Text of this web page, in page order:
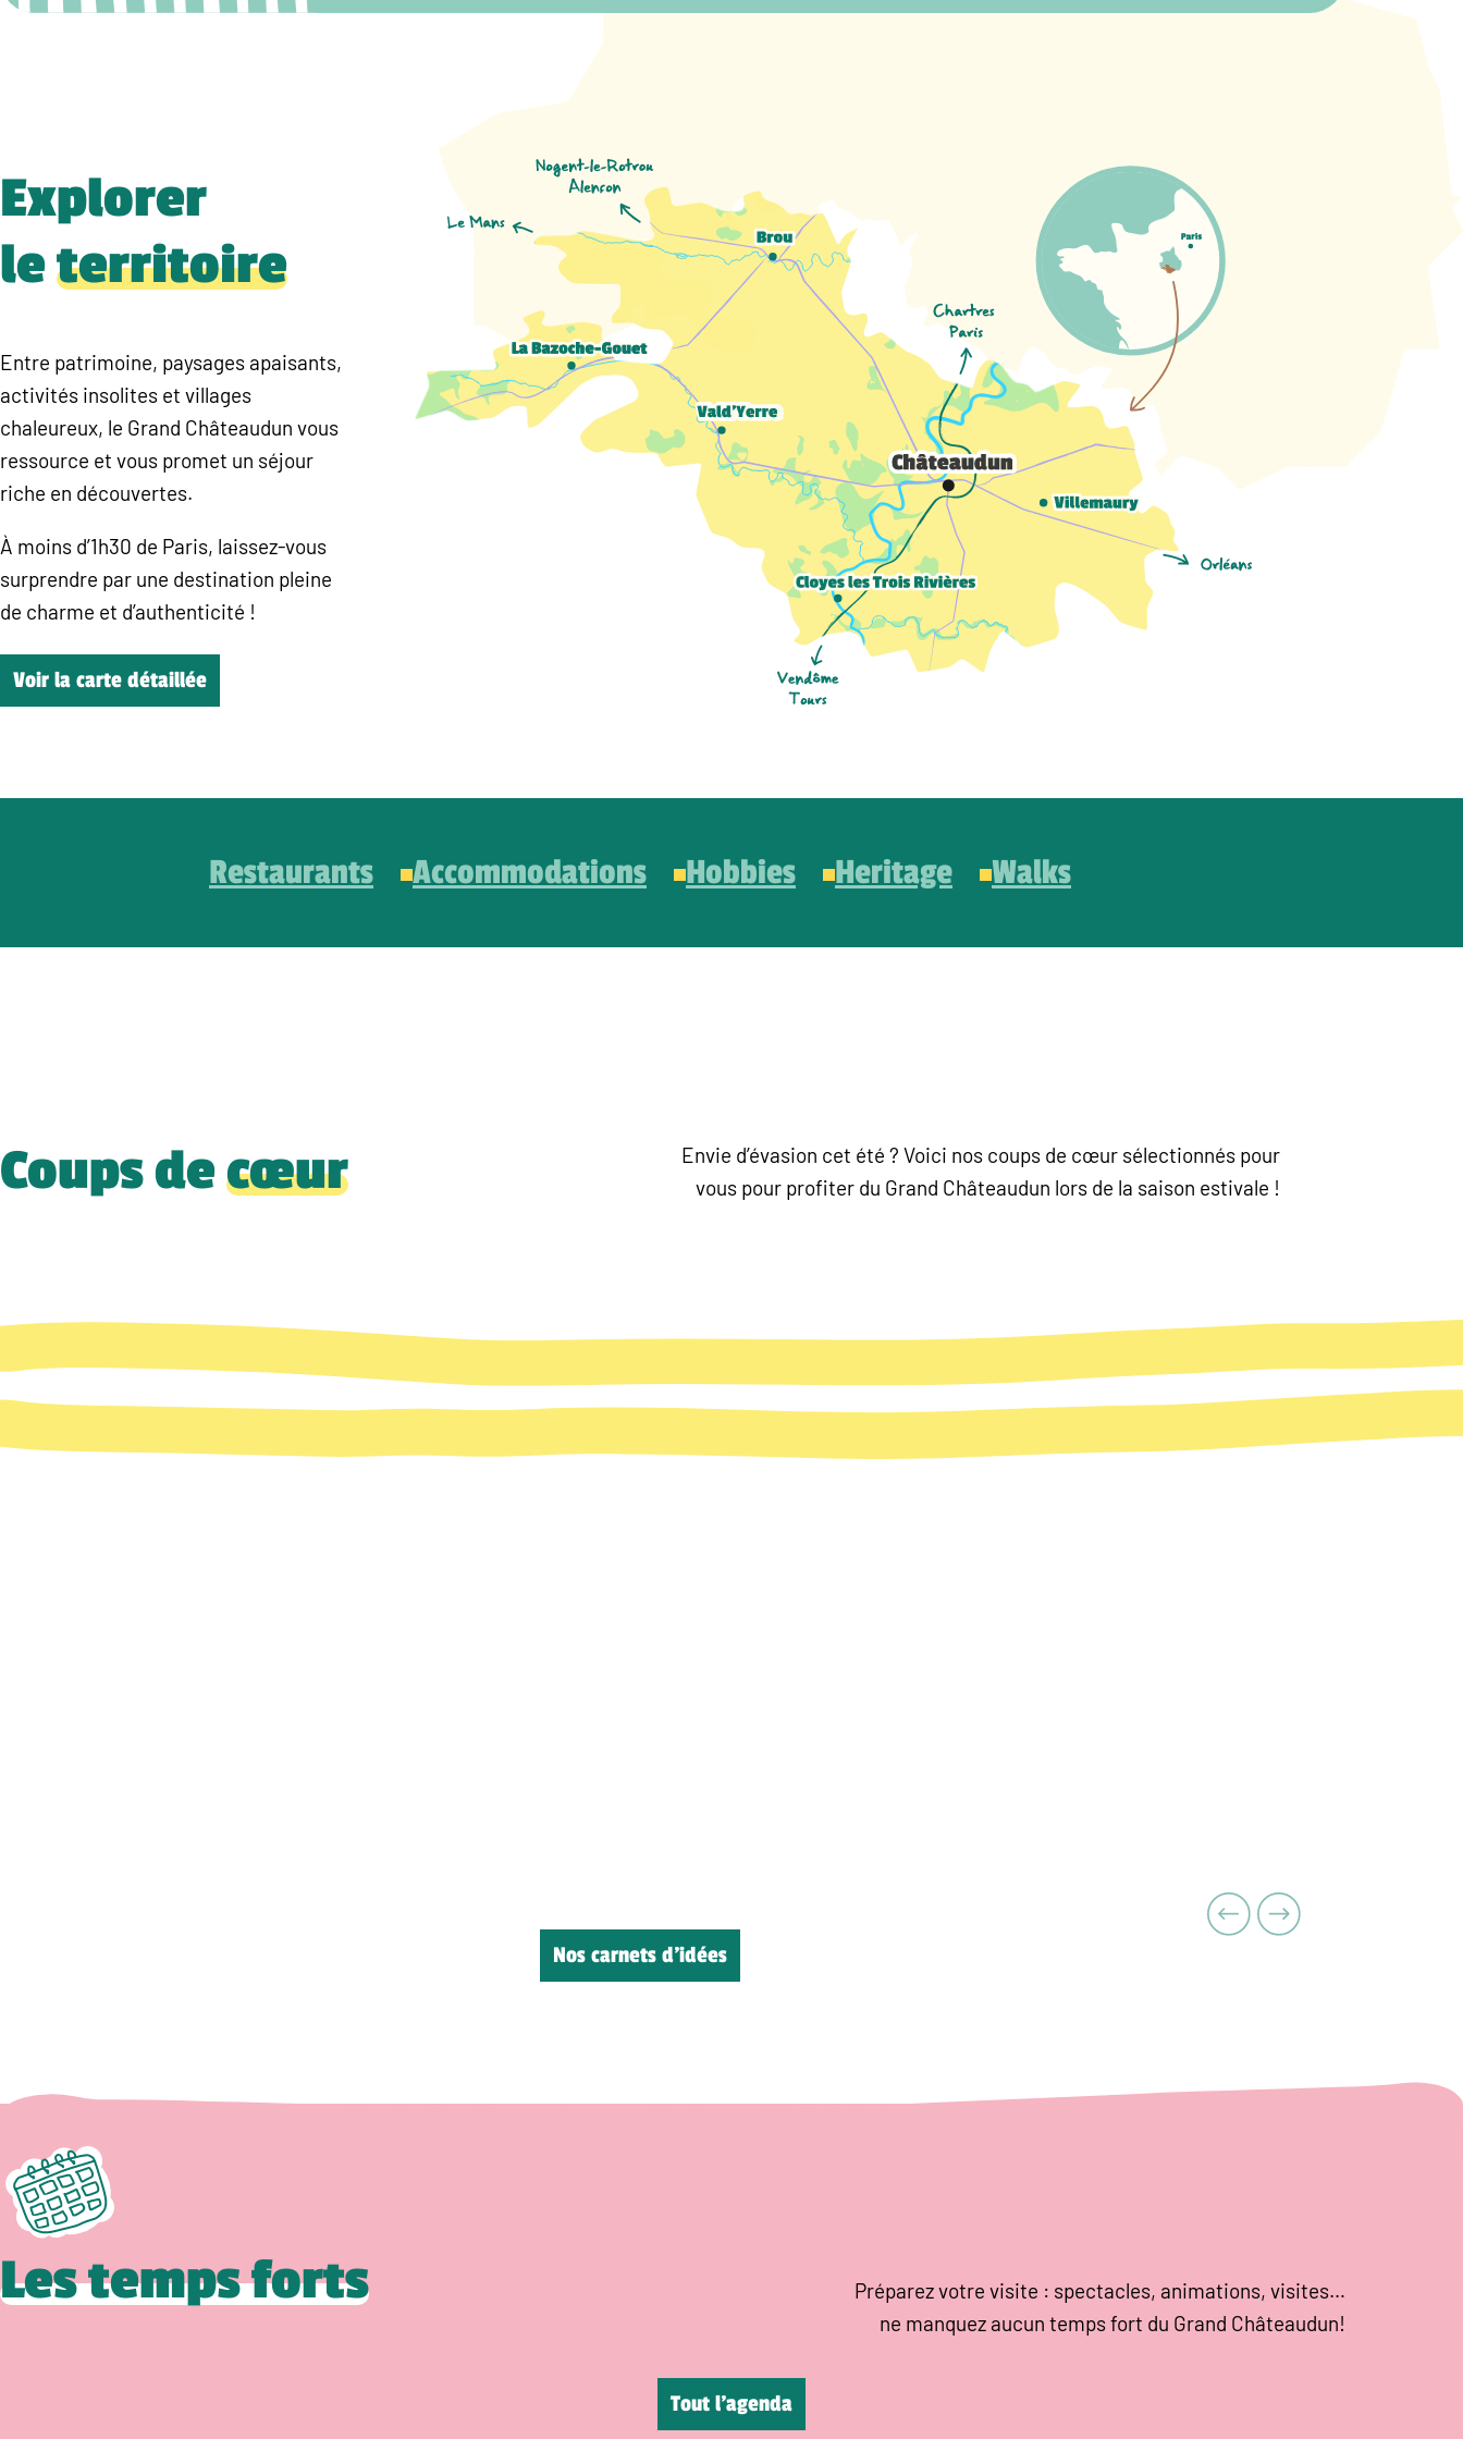
Explorer
leterritoire
Entre patrimoine, paysages apaisants,
activités insolites et villages
chaleureux, le Grand Châteaudun vous
ressource et vous promet un séjour
riche en découvertes.
À moins d’1h30 de Paris, laissez-vous
surprendre par une destination pleine
de charme et d’authenticité !
Voir la carte détaillée
Restaurants Accommodations Hobbies Heritage Walks
Coups decœur
Envie d’évasion cet été ? Voici nos coups de cœur sélectionnés pour
vous pour profiter du Grand Châteaudun lors de la saison estivale !
Nos carnets d’idées
Les temps forts
Préparez votre visite : spectacles, animations, visites…
ne manquez aucun temps fort du Grand Châteaudun!
Tout l’agenda